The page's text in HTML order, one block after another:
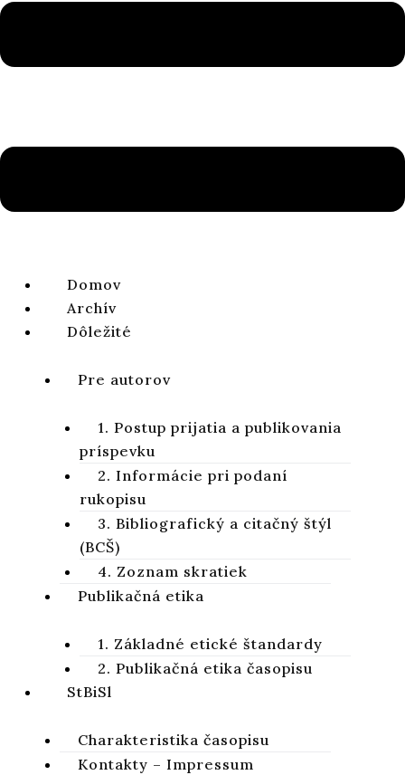
Domov
Archív
Dôležité
Pre autorov
1. Postup prijatia a publikovania
príspevku
2. Informácie pri podaní
rukopisu
3. Bibliografický a citačný štýl
(BCŠ)
4. Zoznam skratiek
Publikačná etika
1. Základné etické štandardy
2. Publikačná etika časopisu
StBiSl
Charakteristika časopisu
Kontakty – Impressum
Ročník 10, číslo 2, 2018
Conversation with Erhard Gerstenberger
ročník 10, číslo 2, 2018, strany 107-120
DOI:
https://doi.org/10.64438/sbsEECF8983
Debata s Erhardom Gerstenbergerom